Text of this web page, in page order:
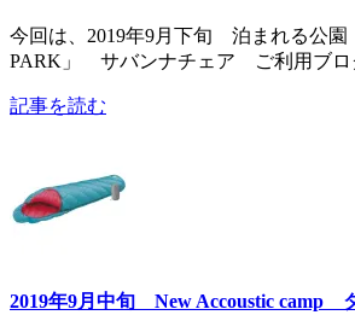
今回は、2019年9月下旬 泊まれる公園
PARK」 サバンナチェア ご利用ブロ
記事を読む
2019年9月中旬 New Accoustic camp